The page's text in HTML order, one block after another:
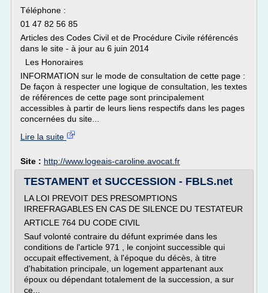
Téléphone :
01 47 82 56 85
Articles des Codes Civil et de Procédure Civile référencés
dans le site - à jour au 6 juin 2014
Les Honoraires
INFORMATION sur le mode de consultation de cette page :
De façon à respecter une logique de consultation, les textes
de références de cette page sont principalement
accessibles à partir de leurs liens respectifs dans les pages
concernées du site...
Lire la suite
Site : http://www.logeais-caroline.avocat.fr
TESTAMENT et SUCCESSION - FBLS.net
LA LOI PREVOIT DES PRESOMPTIONS
IRREFRAGABLES EN CAS DE SILENCE DU TESTATEUR
ARTICLE 764 DU CODE CIVIL
Sauf volonté contraire du défunt exprimée dans les
conditions de l'article 971 , le conjoint successible qui
occupait effectivement, à l'époque du décès, à titre
d'habitation principale, un logement appartenant aux
époux ou dépendant totalement de la succession, a sur
ce...